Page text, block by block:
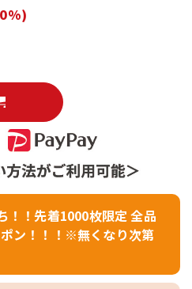
！！先着1000枚限定 全品
ン！！！※無くなり次第